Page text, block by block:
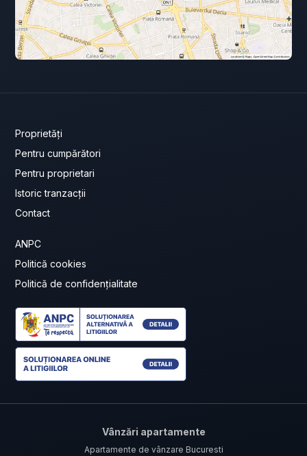
Proprietăți
Pentru cumpărători
Pentru proprietari
Istoric tranzacții
Contact
ANPC
Politică cookies
Politică de confidențialitate
Vânzări apartamente
Apartamente de vânzare Bucuresti